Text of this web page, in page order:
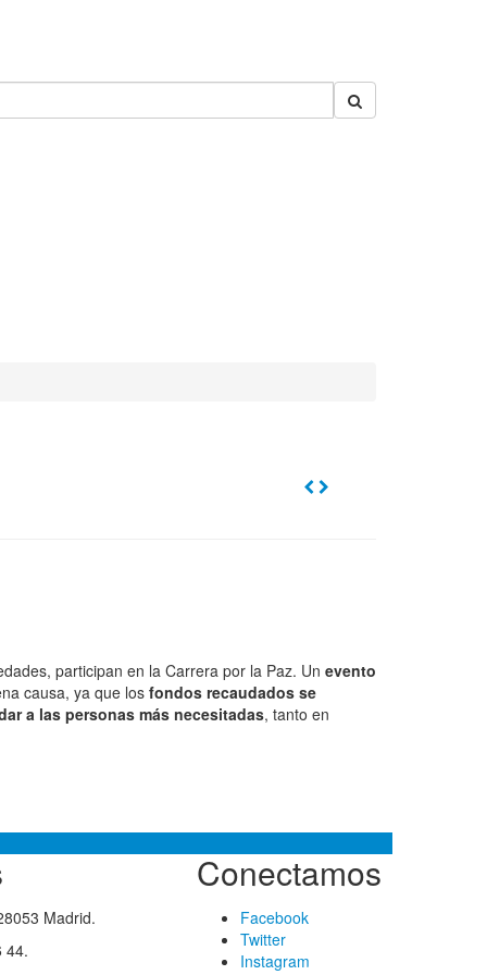
participan en la Carrera por la Paz. Un evento
causa, ya que los fondos recaudados se
a las personas más necesitadas, tanto en
Madrid.
44.
Conectamos
Facebook
Twitter
Instagram